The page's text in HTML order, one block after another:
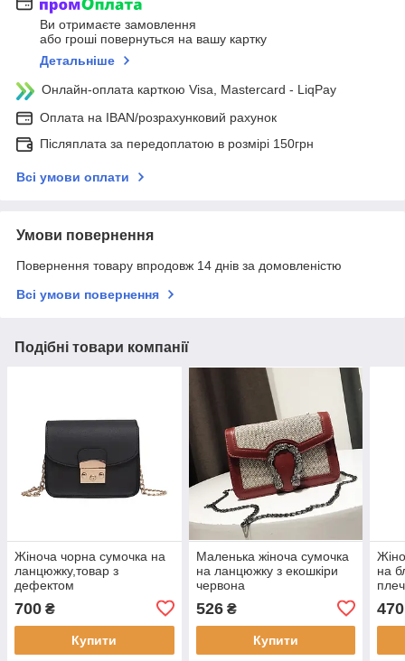
Ви отримаєте замовлення
або гроші повернуться на вашу картку
Детальніше
Онлайн-оплата карткою Visa, Mastercard - LiqPay
Оплата на IBAN/розрахунковий рахунок
Післяплата за передоплатою в розмірі 150грн
Всі умови оплати
Умови повернення
Повернення товару впродовж 14 днів за домовленістю
Всі умови повернення
Подібні товари компанії
Жіноча чорна сумочка на
ланцюжку,товар з
дефектом
700 ₴
Купити
Маленька жіноча сумочка
на ланцюжку з екошкіри
червона
526₴
Купити
на
470